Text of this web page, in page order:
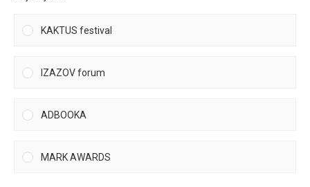
KAKTUS festival
IZAZOV forum
ADBOOKA
MARK AWARDS